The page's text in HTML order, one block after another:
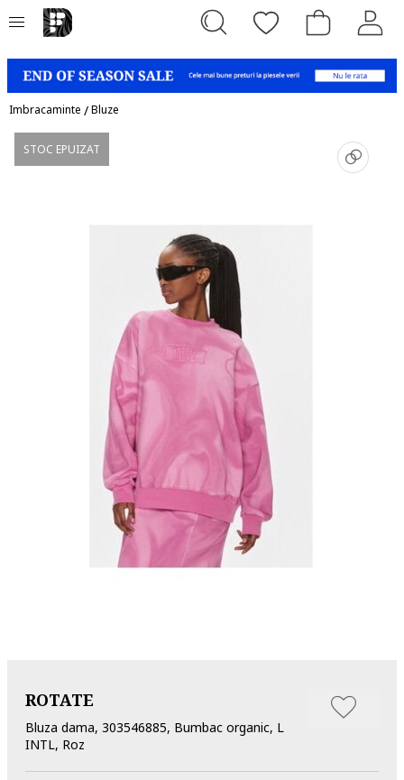
Imbracaminte /Bluze
STOC EPUIZAT
ROTATE
Bluza dama, 303546885, Bumbac organic, L
INTL, Roz